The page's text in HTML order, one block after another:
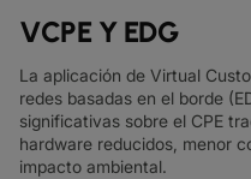
VCPE Y EDG
La aplicación de Virtual
redes basadas en el borde
significativas sobre el CPE
hardware reducidos, menor
impacto ambiental.